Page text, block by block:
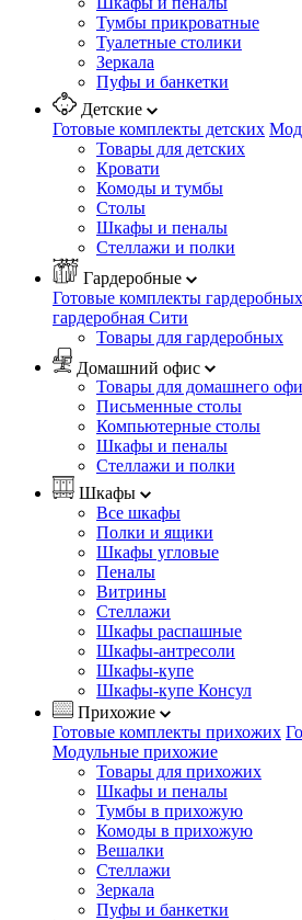
Тумбы прикроватные
Туалетные столики
Зеркала
Пуфы и банкетки
Детские
Готовые комплекты детских
Товары для детских
Кровати
Комоды и тумбы
Столы
Шкафы и пеналы
Стеллажи и полки
Гардеробные
Готовые комплекты гардеробных
гардеробная Сити
Товары для гардеробных
Домашний офис
Товары для домашнего
Письменные столы
Компьютерные столы
Шкафы и пеналы
Стеллажи и полки
Шкафы
Все шкафы
Полки и ящики
Шкафы угловые
Пеналы
Витрины
Стеллажи
Шкафы распашные
Шкафы-антресоли
Шкафы-купе
Шкафы-купе Консул
Прихожие
Готовые комплекты прихожих
Модульные прихожие
Товары для прихожих
Шкафы и пеналы
Тумбы в прихожую
Комоды в прихожую
Вешалки
Стеллажи
Зеркала
Пуфы и банкетки